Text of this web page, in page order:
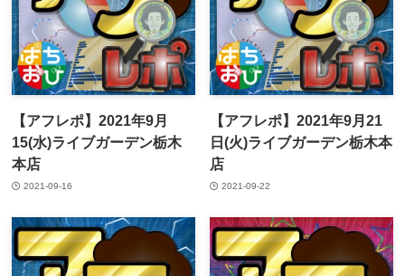
【アフレポ】2021年9月
15(水)ライブガーデン栃木
本店
2021-09-16
【アフレポ】2021年9月21
日(火)ライブガーデン栃木本
店
2021-09-22